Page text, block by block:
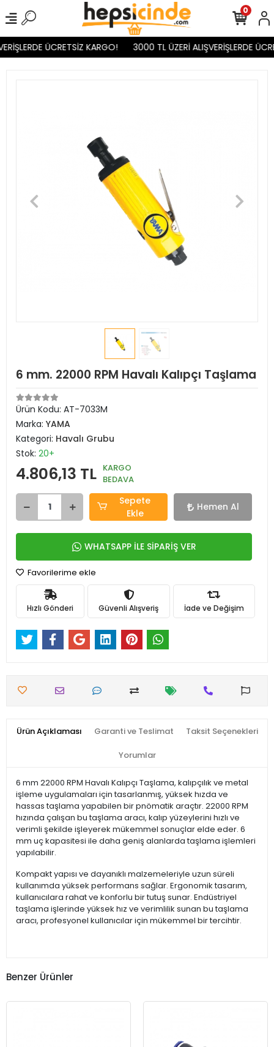
ÜCRETSİZ KARGO! 3000 TL ÜZERİ ALIŞVERİŞLERDE
0
6 mm. 22000 RPM Havalı Kalıpçı Taşlama
Ürün Kodu: AT-7033M
Marka: YAMA
Kategori: Havalı Grubu
Stok: 20+
4.806,13 TL KARGO
BEDAVA
Sepete
Ekle
Hemen Al
WHATSAPP İLE SİPARİŞ VER
Favorilerime ekle
Hızlı Gönderi Güvenli Alışveriş İade ve Değişim
Ürün Açıklaması Garanti ve Teslimat Taksit Seçenekleri
Yorumlar
6 mm 22000 RPM Havalı Kalıpçı Taşlama, kalıpçılık ve metal
işleme uygulamaları için tasarlanmış, yüksek hızda ve
hassas taşlama yapabilen bir pnömatik araçtır. 22000 RPM
hızında çalışan bu taşlama aracı, kalıp yüzeylerini hızlı ve
verimli şekilde işleyerek mükemmel sonuçlar elde eder. 6
mm uç kapasitesi ile daha geniş alanlarda taşlama işlemleri
yapılabilir.
Kompakt yapısı ve dayanıklı malzemeleriyle uzun süreli
kullanımda yüksek performans sağlar. Ergonomik tasarım,
kullanıcılara rahat ve konforlu bir tutuş sunar. Endüstriyel
taşlama işlerinde yüksek hız ve verimlilik sunan bu taşlama
aracı, profesyonel kullanıcılar için mükemmel bir tercihtir.
Benzer Ürünler